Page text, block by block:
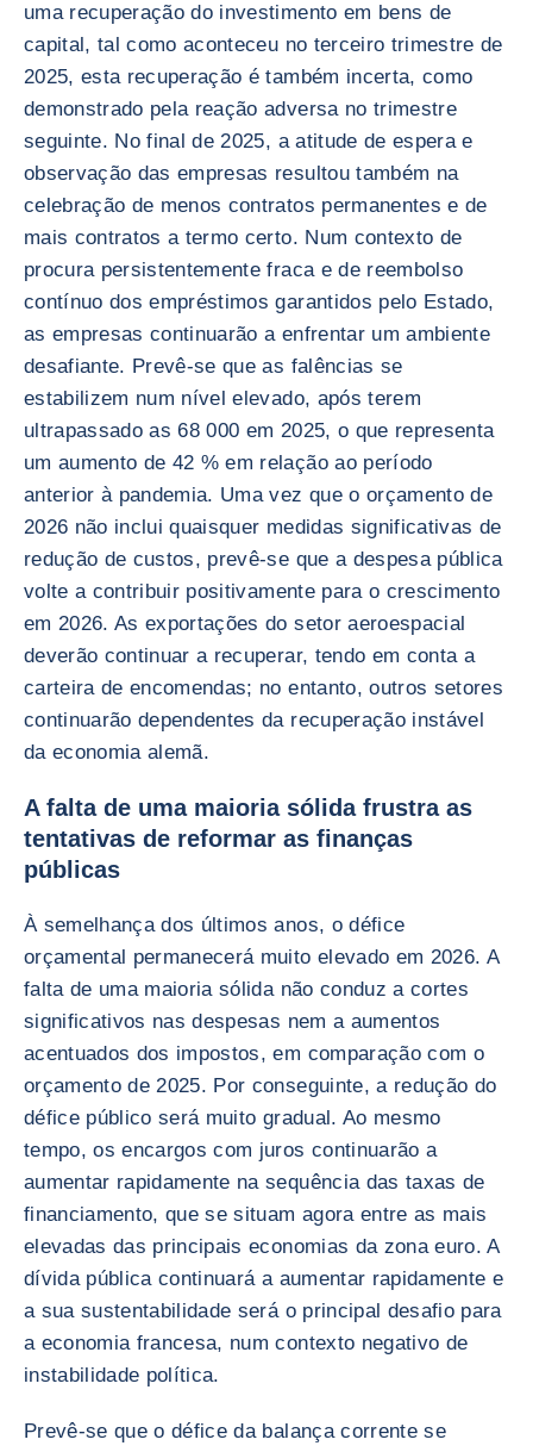
uma recuperação do investimento em bens de
capital, tal como aconteceu no terceiro trimestre de
2025, esta recuperação é também incerta, como
demonstrado pela reação adversa no trimestre
seguinte. No final de 2025, a atitude de espera e
observação das empresas resultou também na
celebração de menos contratos permanentes e de
mais contratos a termo certo. Num contexto de
procura persistentemente fraca e de reembolso
contínuo dos empréstimos garantidos pelo Estado,
as empresas continuarão a enfrentar um ambiente
desafiante. Prevê-se que as falências se
estabilizem num nível elevado, após terem
ultrapassado as 68 000 em 2025, o que representa
um aumento de 42 % em relação ao período
anterior à pandemia. Uma vez que o orçamento de
2026 não inclui quaisquer medidas significativas de
redução de custos, prevê-se que a despesa pública
volte a contribuir positivamente para o crescimento
em 2026. As exportações do setor aeroespacial
deverão continuar a recuperar, tendo em conta a
carteira de encomendas; no entanto, outros setores
continuarão dependentes da recuperação instável
da economia alemã.
A falta de uma maioria sólida frustra as
tentativas de reformar as finanças
públicas
À semelhança dos últimos anos, o défice
orçamental permanecerá muito elevado em 2026. A
falta de uma maioria sólida não conduz a cortes
significativos nas despesas nem a aumentos
acentuados dos impostos, em comparação com o
orçamento de 2025. Por conseguinte, a redução do
défice público será muito gradual. Ao mesmo
tempo, os encargos com juros continuarão a
aumentar rapidamente na sequência das taxas de
financiamento, que se situam agora entre as mais
elevadas das principais economias da zona euro. A
dívida pública continuará a aumentar rapidamente e
a sua sustentabilidade será o principal desafio para
a economia francesa, num contexto negativo de
instabilidade política.
Prevê-se que o défice da balança corrente se